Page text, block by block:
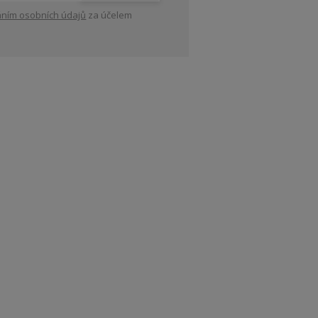
osobních údajů za účelem